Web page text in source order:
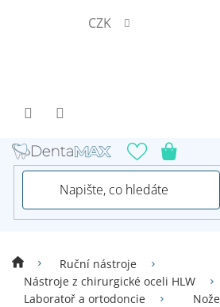
CZK
Ruční nástroje
Nástroje z chirurgické oceli HLW
Laboratoř a ortodoncie
Nože